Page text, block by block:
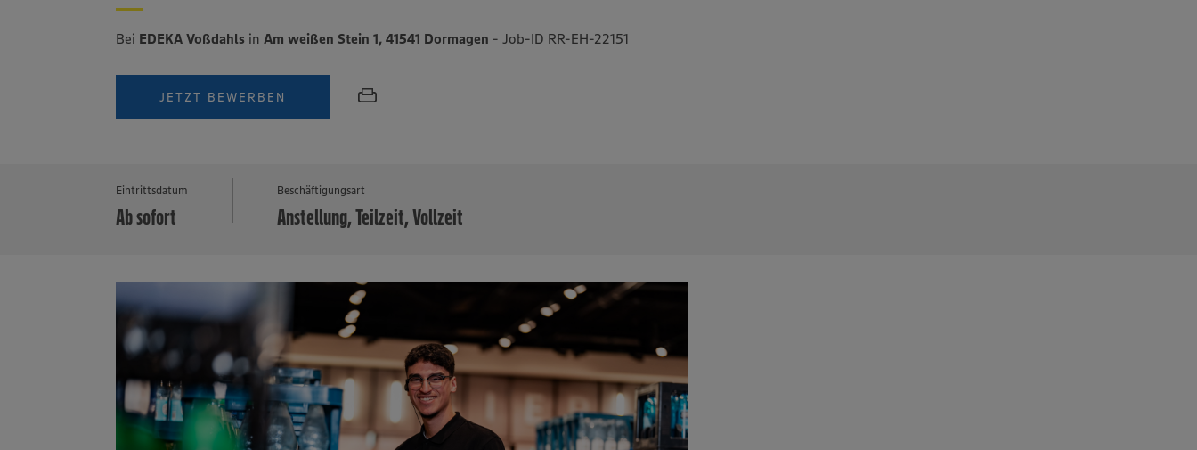
Bei EDEKA Voßdahls inAm weißen Stein 1, 41541 Dormagen - Job-ID RR-EH-22151
JETZT BEWERBEN
Eintrittsdatum
Ab sofort
Beschäftigungsart
Anstellung, Teilzeit, Vollzeit